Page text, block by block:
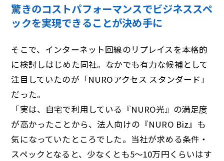
驚きのコストパフォーマンスでビジネススペ
ックを実現できることが決め手に
そこで、インターネット回線のリプレイスを本格的
に検討しはじめた同社。なかでも有力な候補として
注目していたのが「NUROアクセス スタンダード」
だった。
「実は、自宅で利用している『NURO光』の満足度
が高かったことから、法人向けの『NURO Biz』も
気になっていたところでした。当社が求める条件・
スペックとなると、少なくとも5～10万円くらいはす